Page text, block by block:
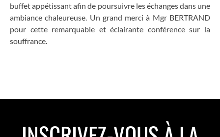
buffet appétissant afin de poursuivre les échanges dans une
ambiance chaleureuse. Un grand merci à Mgr BERTRAND
pour cette remarquable et éclairante conférence sur la
souffrance.